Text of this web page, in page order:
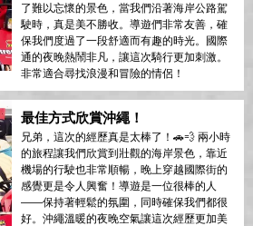
了難以忘懷的景色，當我們沿著海岸公路駕
駛時，真是美不勝收。導遊們非常友善，確
保我們度過了一段舒適而有趣的時光。國際
通的夜晚熱鬧非凡，讓這次騎行更加刺激。
非常適合尋找浪漫和冒險的情侶！
最佳方式欣賞沖繩！
兄弟，這次的經歷真是太棒了！🚗💨 兩小時
的旅程讓我們欣賞到壯觀的海岸景色，靠近
機場的行駛也非常順暢，晚上穿越國際街的
感覺更是令人興奮！導遊是一位很棒的人
——保持著輕鬆的氛圍，同時確保我們都很
好。沖繩溫暖的夜晚空氣讓這次經歷更加美